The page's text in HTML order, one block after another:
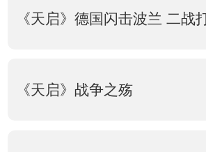
《天启》德国闪击波兰 二战
《天启》战争之殇